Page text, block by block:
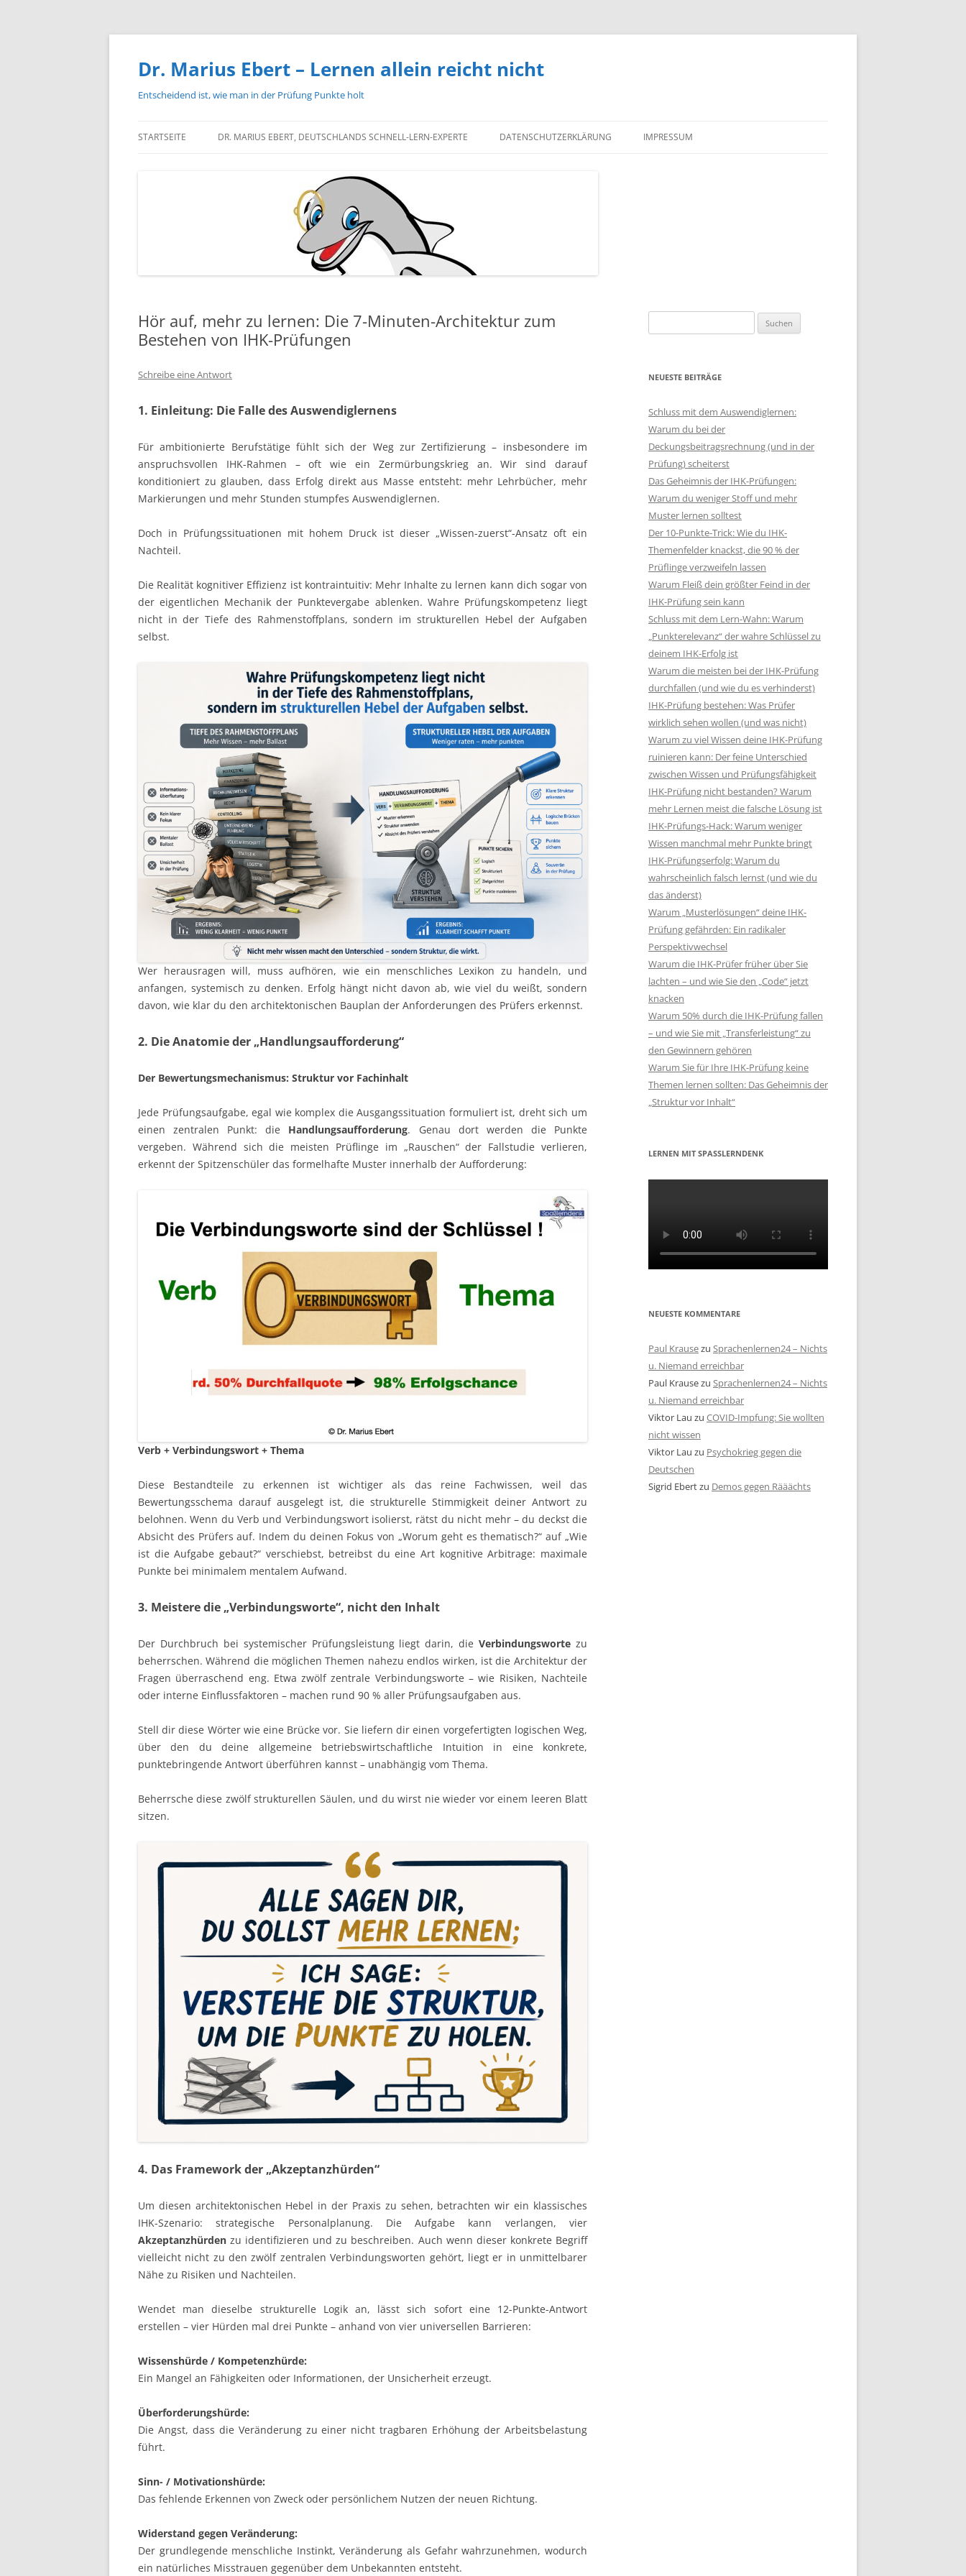
Zum
Dr. Marius Ebert – Lernen allein reicht nicht
Entscheidend ist, wie man in der Prüfung Punkte holt
STARTSEITE DR. MARIUS EBERT, DEUTSCHLANDS SCHNELL-LERN-EXPERTE DATENSCHUTZERKLÄRUNG IMPRESSUM
Hör auf, mehr zu lernen: Die 7-Minuten-Architektur zum
Bestehen von IHK-Prüfungen
Schreibe eine Antwort
1. Einleitung: Die Falle des Auswendiglernens
Für ambitionierte Berufstätige fühlt sich der Weg zur Zertifizierung – insbesondere im
anspruchsvollen IHK-Rahmen – oft wie ein Zermürbungskrieg an. Wir sind darauf
konditioniert zu glauben, dass Erfolg direkt aus Masse entsteht: mehr Lehrbücher, mehr
Markierungen und mehr Stunden stumpfes Auswendiglernen.
Doch in Prüfungssituationen mit hohem Druck ist dieser „Wissen-zuerst“-Ansatz oft ein
Nachteil.
Die Realität kognitiver Effizienz ist kontraintuitiv: Mehr Inhalte zu lernen kann dich sogar von
der eigentlichen Mechanik der Punktevergabe ablenken. Wahre Prüfungskompetenz liegt
nicht in der Tiefe des Rahmenstoffplans, sondern im strukturellen Hebel der Aufgaben
selbst.
Wer herausragen will, muss aufhören, wie ein menschliches Lexikon zu handeln, und
anfangen, systemisch zu denken. Erfolg hängt nicht davon ab, wie viel du weißt, sondern
davon, wie klar du den architektonischen Bauplan der Anforderungen des Prüfers erkennst.
2. Die Anatomie der „Handlungsaufforderung“
Der Bewertungsmechanismus: Struktur vor Fachinhalt
Jede Prüfungsaufgabe, egal wie komplex die Ausgangssituation formuliert ist, dreht sich um
einen zentralen Punkt: die Handlungsaufforderung. Genau dort werden die Punkte
vergeben. Während sich die meisten Prüflinge im „Rauschen“ der Fallstudie verlieren,
erkennt der Spitzenschüler das formelhafte Muster innerhalb der Aufforderung:
Verb + Verbindungswort + Thema
Diese Bestandteile zu erkennen ist wichtiger als das reine Fachwissen, weil das
Bewertungsschema darauf ausgelegt ist, die strukturelle Stimmigkeit deiner Antwort zu
belohnen. Wenn du Verb und Verbindungswort isolierst, rätst du nicht mehr – du deckst die
Absicht des Prüfers auf. Indem du deinen Fokus von „Worum geht es thematisch?“ auf „Wie
ist die Aufgabe gebaut?“ verschiebst, betreibst du eine Art kognitive Arbitrage: maximale
Punkte bei minimalem mentalem Aufwand.
3. Meistere die „Verbindungsworte“, nicht den Inhalt
Der Durchbruch bei systemischer Prüfungsleistung liegt darin, dieVerbindungsworte zu
beherrschen. Während die möglichen Themen nahezu endlos wirken, ist die Architektur der
Fragen überraschend eng. Etwa zwölf zentrale Verbindungsworte – wie Risiken, Nachteile
oder interne Einflussfaktoren – machen rund 90 % aller Prüfungsaufgaben aus.
Stell dir diese Wörter wie eine Brücke vor. Sie liefern dir einen vorgefertigten logischen Weg,
über den du deine allgemeine betriebswirtschaftliche Intuition in eine konkrete,
punktebringende Antwort überführen kannst – unabhängig vom Thema.
Beherrsche diese zwölf strukturellen Säulen, und du wirst nie wieder vor einem leeren Blatt
sitzen.
4. Das Framework der „Akzeptanzhürden“
Um diesen architektonischen Hebel in der Praxis zu sehen, betrachten wir ein klassisches
IHK-Szenario: strategische Personalplanung. Die Aufgabe kann verlangen, vier
Akzeptanzhürden zu identifizieren und zu beschreiben. Auch wenn dieser konkrete Begriff
vielleicht nicht zu den zwölf zentralen Verbindungsworten gehört, liegt er in unmittelbarer
Nähe zu Risiken und Nachteilen.
Wendet man dieselbe strukturelle Logik an, lässt sich sofort eine 12-Punkte-Antwort
erstellen – vier Hürden mal drei Punkte – anhand von vier universellen Barrieren:
Wissenshürde / Kompetenzhürde:
Ein Mangel an Fähigkeiten oder Informationen, der Unsicherheit erzeugt.
Überforderungshürde:
Die Angst, dass die Veränderung zu einer nicht tragbaren Erhöhung der Arbeitsbelastung
führt.
Sinn- / Motivationshürde:
Das fehlende Erkennen von Zweck oder persönlichem Nutzen der neuen Richtung.
Widerstand gegen Veränderung:
Der grundlegende menschliche Instinkt, Veränderung als Gefahr wahrzunehmen, wodurch
ein natürliches Misstrauen gegenüber dem Unbekannten entsteht.
nach:
NEUESTE BEITRÄGE
Schluss mit dem Auswendiglernen:
Warum du bei der
Deckungsbeitragsrechnung (und in der
Prüfung) scheiterst
Das Geheimnis der IHK-Prüfungen:
Warum du weniger Stoff und mehr
Muster lernen solltest
Der 10-Punkte-Trick: Wie du IHK-
Themenfelder knackst, die 90 % der
Prüflinge verzweifeln lassen
Warum Fleiß dein größter Feind in der
IHK-Prüfung sein kann
Schluss mit dem Lern-Wahn: Warum
„Punkterelevanz“ der wahre Schlüssel zu
deinem IHK-Erfolg ist
Warum die meisten bei der IHK-Prüfung
durchfallen (und wie du es verhinderst)
IHK-Prüfung bestehen: Was Prüfer
wirklich sehen wollen (und was nicht)
Warum zu viel Wissen deine IHK-Prüfung
ruinieren kann: Der feine Unterschied
zwischen Wissen und Prüfungsfähigkeit
IHK-Prüfung nicht bestanden? Warum
mehr Lernen meist die falsche Lösung ist
IHK-Prüfungs-Hack: Warum weniger
Wissen manchmal mehr Punkte bringt
IHK-Prüfungserfolg: Warum du
wahrscheinlich falsch lernst (und wie du
das änderst)
Warum „Musterlösungen“ deine IHK-
Prüfung gefährden: Ein radikaler
Perspektivwechsel
Warum die IHK-Prüfer früher über Sie
lachten – und wie Sie den „Code“ jetzt
knacken
Warum 50% durch die IHK-Prüfung fallen
– und wie Sie mit „Transferleistung“ zu
den Gewinnern gehören
Warum Sie für Ihre IHK-Prüfung keine
Themen lernen sollten: Das Geheimnis der
„Struktur vor Inhalt“
LERNEN MIT SPASSLERNDENK
NEUESTE KOMMENTARE
Paul Krausezu Sprachenlernen24 – Nichts
u. Niemand erreichbar
Paul Krausezu Sprachenlernen24 – Nichts
u. Niemand erreichbar
Viktor Lau zu COVID-Impfung: Sie wollten
nicht wissen
Viktor Lau zu Psychokrieg gegen die
Deutschen
Sigrid Ebertzu Demos gegen Rääächts